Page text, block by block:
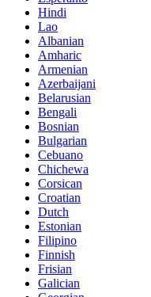
Hindi
Lao
Albanian
Amharic
Armenian
Azerbaijani
Belarusian
Bengali
Bosnian
Bulgarian
Cebuano
Chichewa
Corsican
Croatian
Dutch
Estonian
Filipino
Finnish
Frisian
Galician